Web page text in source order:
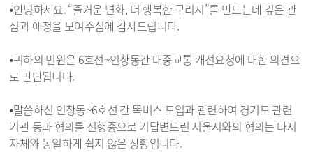
⦁안녕하세요. “즐거운 변화, 더 행복한 구리시”를 만드는데 깊은 관
심과 애정을 보여주심에 감사드립니다.
⦁귀하의 민원은 6호선~인창동간 대중교통 개선요청에 대한 의견으
로 판단됩니다.
⦁말씀하신 인창동~6호선 간 똑버스 도입과 관련하여 경기도 관련
기관 등과 협의를 진행중으로 기답변드린 서울시와의 협의는 타지
자체와 동일하게 쉽지 않은 상황입니다.